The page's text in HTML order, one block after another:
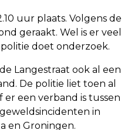
uur plaats. Volgens de
geraakt. Wel is er veel
doet onderzoek.
Langestraat ook al een
De politie liet toen al
een verband is tussen
in
en Groningen.